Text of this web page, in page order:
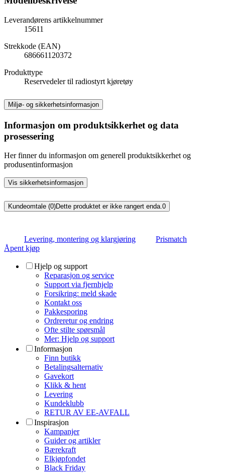
Leverandørens artikkelnummer
15611
Strekkode (EAN)
686661120372
Produkttype
Reservedeler til radiostyrt kjøretøy
Miljø- og sikkerhetsinformasjon
Informasjon om produktsikkerhet og data
prosessering
Her finner du informasjon om generell produktsikkerhet og
produsentinformasjon
Vis sikkerhetsinformasjon
Kundeomtale (0)Dette produktet er ikke rangert enda.0
Levering, montering og klargjøring
Prismatch
Åpent kjøp
Hjelp og support
Reparasjon og service
Support via fjernhjelp
Forsikring: meld skade
Kontakt oss
Pakkesporing
Ordreretur og endring
Ofte stilte spørsmål
Mer: Hjelp og support
Informasjon
Finn butikk
Betalingsalternativ
Gavekort
Klikk & hent
Levering
Kundeklubb
RETUR AV EE-AVFALL
Inspirasjon
Kampanjer
Guider og artikler
Bærekraft
Elkjøpfondet
Black Friday